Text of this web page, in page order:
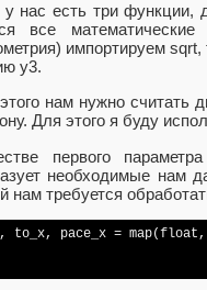
у нас есть три функции,
все
импортируем
y3.
нам нужно считать
Для этого я буду
первого
необходимые нам
нам требуется
to_x, pace_x =